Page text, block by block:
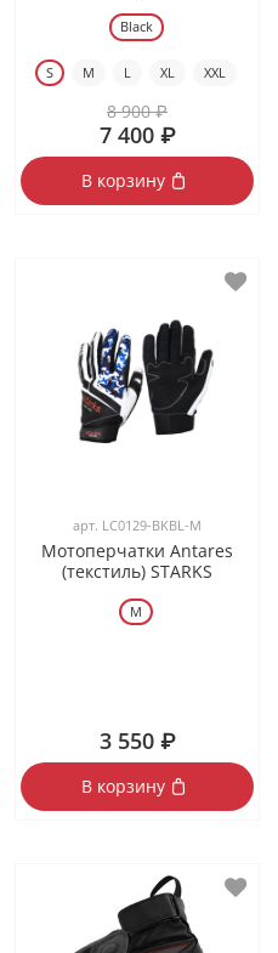
Black
S M L XL XXL
8 900 ₽
7 400 ₽
В корзину
арт. LC0129-BKBL-M
Мотоперчатки Antares
(текстиль) STARKS
M
3 550 ₽
В корзину